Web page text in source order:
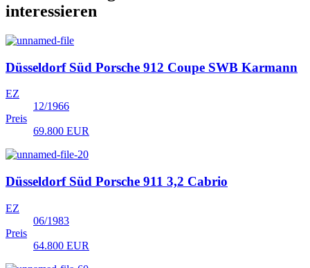
interessieren
Düsseldorf Süd Porsche 912 Coupe SWB Karmann
EZ
12/1966
Preis
69.800 EUR
Düsseldorf Süd Porsche 911 3,2 Cabrio
EZ
06/1983
Preis
64.800 EUR